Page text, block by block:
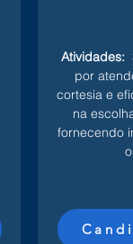
Atividades:
por
cortesia e
na
fornecendo